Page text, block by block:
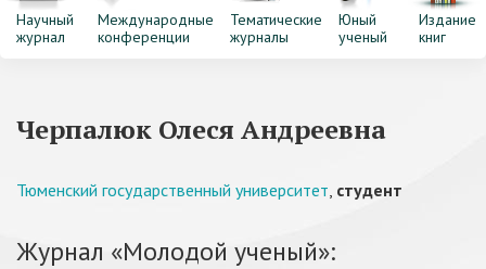
Научный
журнал
Международные
конференции
Тематические
журналы
Юный
ученый
Издание
книг
Черпалюк Олеся Андреевна
Тюменский государственный университет, студент
Журнал «Молодой ученый»: